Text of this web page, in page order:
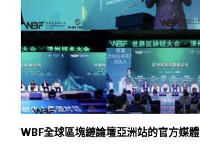
WBF全球區塊縺論壇亞洲站的官方媒體